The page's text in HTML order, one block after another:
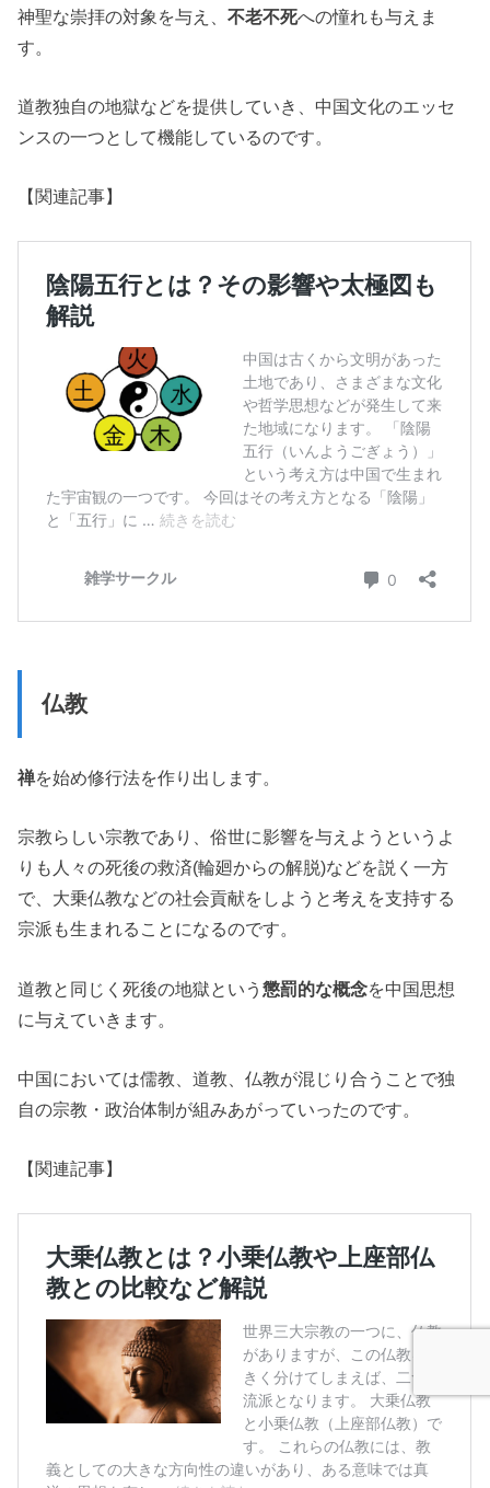
神聖な崇拝の対象を与え、不老不死への憧れも与えま
す。
道教独自の地獄などを提供していき、中国文化のエッセ
ンスの一つとして機能しているのです。
【関連記事】
仏教
禅を始め修行法を作り出します。
宗教らしい宗教であり、俗世に影響を与えようというよ
りも人々の死後の救済(輪廻からの解脱)などを説く一方
で、大乗仏教などの社会貢献をしようと考えを支持する
宗派も生まれることになるのです。
道教と同じく死後の地獄という懲罰的な概念を中国思想
に与えていきます。
中国においては儒教、道教、仏教が混じり合うことで独
自の宗教・政治体制が組みあがっていったのです。
【関連記事】